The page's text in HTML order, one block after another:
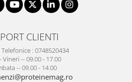
CLIENTI
: 0748520434
Vineri -- 09.00 - 17.00
-- 09.00 - 14.00